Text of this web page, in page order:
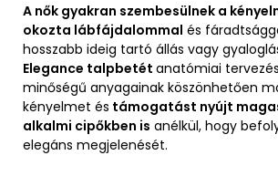
A nők gyakran szembesülnek a
okozta lábfájdalommal és
hosszabb ideig tartó állás vagy
Elegance talpbetét anatómiai
minőségű anyagainak köszönhetően
kényelmet és támogatást nyújt
alkalmi cipőkben is anélkül, hogy
elegáns megjelenését.